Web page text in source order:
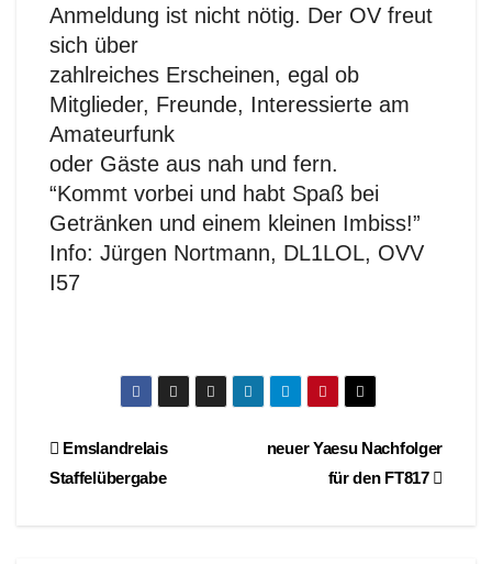
Anmeldung ist nicht nötig. Der OV freut
sich über
zahlreiches Erscheinen, egal ob
Mitglieder, Freunde, Interessierte am
Amateurfunk
oder Gäste aus nah und fern.
“Kommt vorbei und habt Spaß bei
Getränken und einem kleinen Imbiss!”
Info: Jürgen Nortmann, DL1LOL, OVV
I57
Beitragsnavigationneuer Yaesu Nachfolger
für den FT817
Emslandrelais
Staffelübergabe